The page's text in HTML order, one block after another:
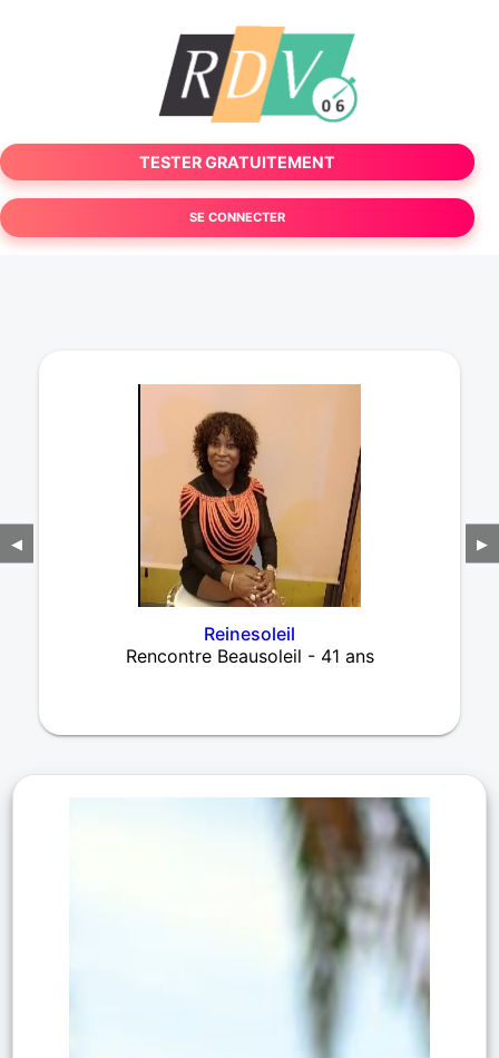
TESTER GRATUITEMENT
SE CONNECTER
◀
Reinesoleil
Rencontre Beausoleil - 41 ans
▶